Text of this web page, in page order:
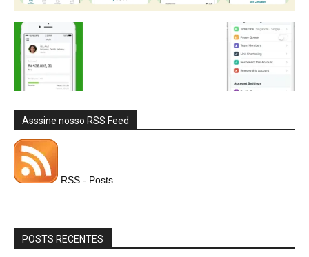
Asssine nosso RSS Feed
RSS - Posts
POSTS RECENTES